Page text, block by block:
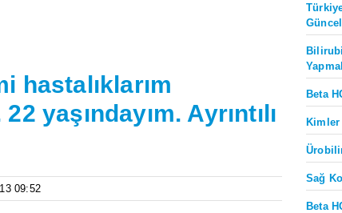
hastalıklarım
yaşındayım. Ayrıntılı
09:52
Beta
Kimler
Sağ
Beta